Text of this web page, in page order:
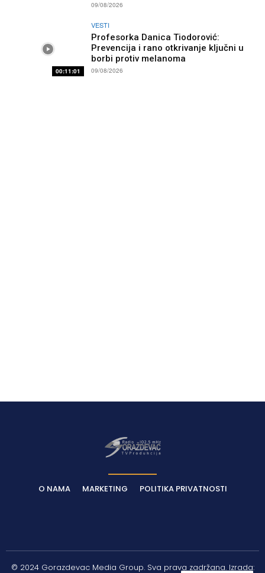
09/08/2026
00:11:01
VESTI
Profesorka Danica Tiodorović:
Prevencija i rano otkrivanje ključni u
borbi protiv melanoma
09/08/2026
O NAMA MARKETING POLITIKA PRIVATNOSTI
© 2024 Gorazdevac Media Group. Sva prava zadržana. Izrada: